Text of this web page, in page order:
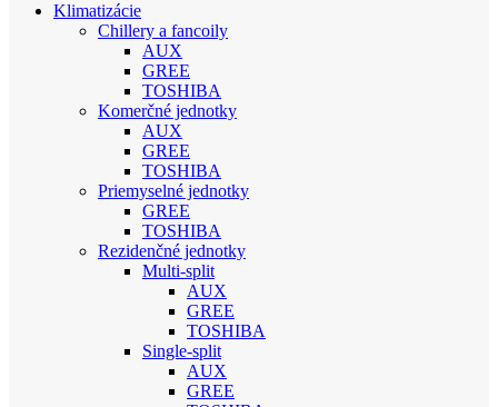
Klimatizácie
Chillery a fancoily
AUX
GREE
TOSHIBA
Komerčné jednotky
AUX
GREE
TOSHIBA
Priemyselné jednotky
GREE
TOSHIBA
Rezidenčné jednotky
Multi-split
AUX
GREE
TOSHIBA
Single-split
AUX
GREE